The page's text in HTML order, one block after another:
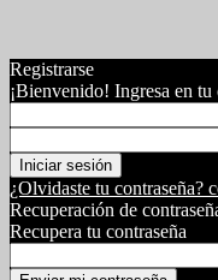
Registrarse
¡Bienvenido! Ingresa en tu
¿Olvidaste tu contraseña?
Recuperación de
Recupera tu contraseña